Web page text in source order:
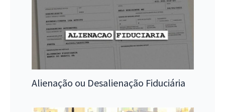
Alienação ou Desalienação Fiduciária